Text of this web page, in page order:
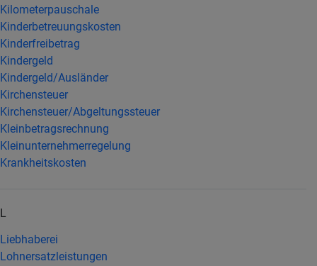
Kilometerpauschale
Kinderbetreuungskosten
Kinderfreibetrag
Kindergeld
Kindergeld/Ausländer
Kirchensteuer
Kirchensteuer/Abgeltungssteuer
Kleinbetragsrechnung
Kleinunternehmerregelung
Krankheitskosten
L
Liebhaberei
Lohnersatzleistungen